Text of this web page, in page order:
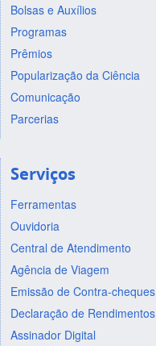
Bolsas e Auxílios
Programas
Prêmios
Popularização da Ciência
Comunicação
Parcerias
Serviços
Ferramentas
Ouvidoria
Central de Atendimento
Agência de Viagem
Emissão de Contra-cheques
Declaração de Rendimentos
Assinador Digital